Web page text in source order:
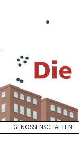
GENOSSENSCHAFTEN